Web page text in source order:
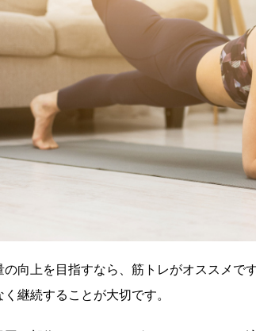
の向上を目指すなら、筋トレがオススメで
く継続することが大切です。